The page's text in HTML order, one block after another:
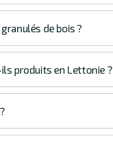
de bois ?
produits en Lettonie ?